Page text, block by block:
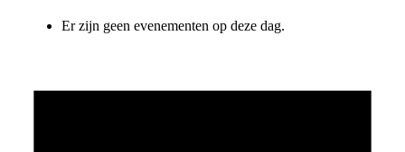
Er zijn geen evenementen op deze dag.